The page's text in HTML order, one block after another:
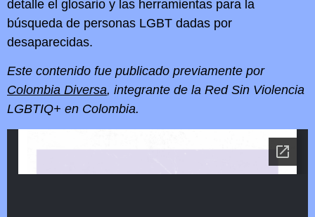
detalle el glosario y las herramientas para la
búsqueda de personas LGBT dadas por
desaparecidas.
Este contenido fue publicado previamente por
Colombia Diversa, integrante de la Red Sin Violencia
LGBTIQ+ en Colombia.